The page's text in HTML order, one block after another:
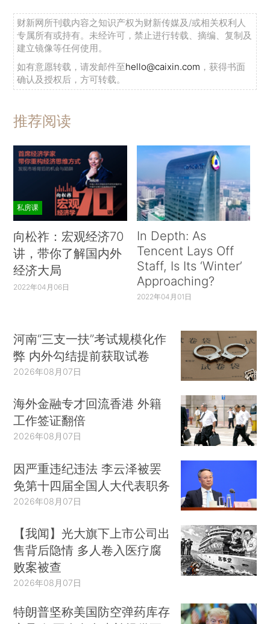
财新网所刊载内容之知识产权为财新传媒及/或相关权利人
专属所有或持有。未经许可，禁止进行转载、摘编、复制及
建立镜像等任何使用。
如有意愿转载，请发邮件至hello@caixin.com ，获得书面
确认及授权后，方可转载。
推荐阅读
私房课
向松祚：宏观经济70
讲，带你了解国内外
经济大局
2022年04月06日
In Depth: As
Tencent Lays Off
Staff, Is Its ‘Winter’
Approaching?
2022年04月01日
河南“三支一扶”考试规模化作
弊 内外勾结提前获取试卷
2026年08月07日
海外金融专才回流香港 外籍
工作签证翻倍
2026年08月07日
因严重违纪违法 李云泽被罢
免第十四届全国人大代表职务
2026年08月07日
【我闻】光大旗下上市公司出
售背后隐情 多人卷入医疗腐
败案被查
2026年08月07日
特朗普坚称美国防空弹药库存